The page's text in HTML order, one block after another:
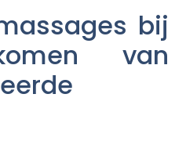
bij
van